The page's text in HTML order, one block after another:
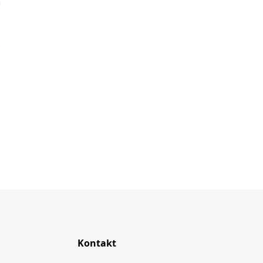
Kontakt